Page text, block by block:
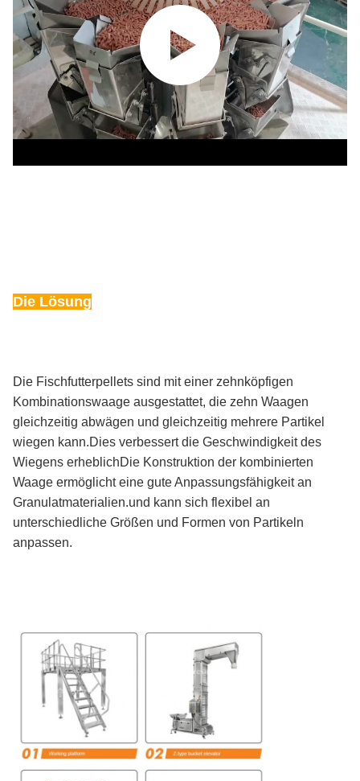
Die Lösung
Die Fischfutterpellets sind mit einer zehnköpfigen
Kombinationswaage ausgestattet, die zehn Waagen
gleichzeitig abwägen und gleichzeitig mehrere Partikel
wiegen kann.Dies verbessert die Geschwindigkeit des
Wiegens erheblichDie Konstruktion der kombinierten
Waage ermöglicht eine gute Anpassungsfähigkeit an
Granulatmaterialien.und kann sich flexibel an
unterschiedliche Größen und Formen von Partikeln
anpassen.